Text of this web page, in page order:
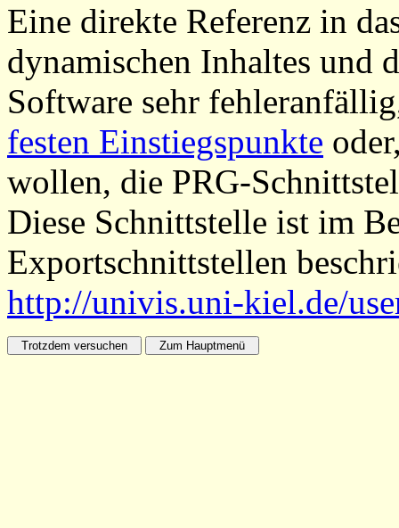
Eine direkte Referenz in
dynamischen Inhaltes und
Software sehr
festen Einstiegspunkte
wollen, die PRG-
Diese Schnittstelle ist im
Exportschnittstellen
http://univis.uni-kiel.de/